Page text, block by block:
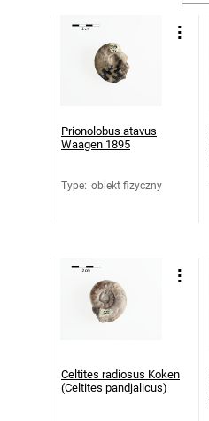
Prionolobus atavus
Waagen 1895
Type: obiekt fizyczny
Celtites radiosus Koken
(Celtites pandjalicus)